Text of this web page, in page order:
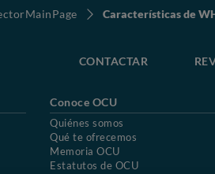
Características de
CONTACTAR
Conoce OCU
Quiénes somos
Qué te ofrecemos
Memoria OCU
Estatutos de OCU